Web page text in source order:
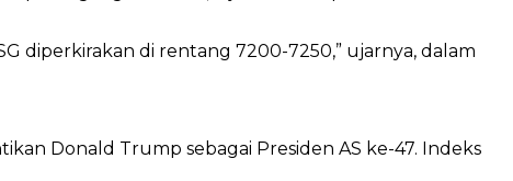
diperkirakan di rentang 7200-7250,” ujarnya, dalam
Donald Trump sebagai Presiden AS ke-47. Indeks